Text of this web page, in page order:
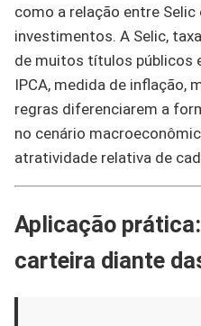
como a relação entre Selic
investimentos. A Selic,
de muitos títulos públicos
IPCA, medida de inflação,
regras diferenciarem a
no cenário
atratividade relativa de
Aplicação
carteira diante